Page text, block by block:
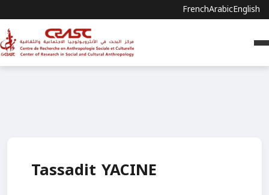
FrenchArabicEnglish
Tassadit YACINE